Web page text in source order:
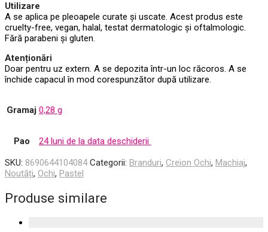
Utilizare
A se aplica pe pleoapele curate și uscate. Acest produs este
cruelty-free, vegan, halal, testat dermatologic și oftalmologic.
Fără parabeni și gluten.
Atenționări
Doar pentru uz extern. A se depozita într-un loc răcoros. A se
închide capacul în mod corespunzător după utilizare.
Gramaj 0,28 g
Pao
24 luni de la data deschiderii
SKU: 8690644104084 Categorii: Branduri, Creion Ochi, Machiaj,
Noutăți, Ochi, Pastel
Produse similare